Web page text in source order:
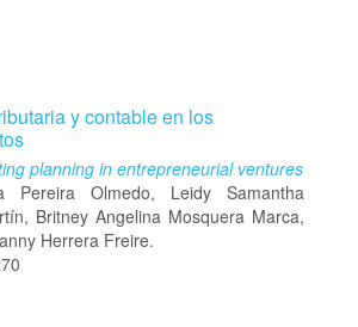
y contable en los
planning in entrepreneurial ventures
Pereira Olmedo, Leidy Samantha
Britney Angelina Mosquera Marca,
Herrera Freire.